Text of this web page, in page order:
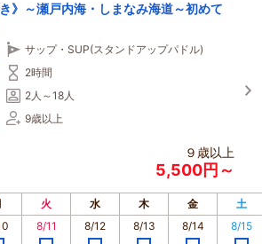
》～瀬戸内海・しまなみ海道～初めて
サップ・SUP(スタンドアップパドル)
2時間
2人～18人
9歳以上
９歳以上
5,500円～
火 水 木 金
土
8/11 8/12 8/13 8/14 8/15